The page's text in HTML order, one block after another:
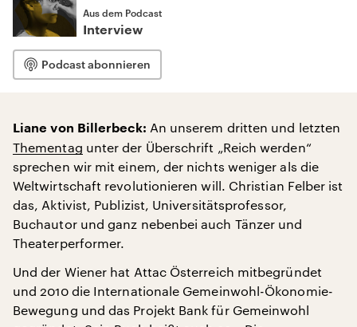
Aus dem Podcast
Interview
Podcast abonnieren
Liane von Billerbeck: An unserem dritten und letzten
Thementag unter der Überschrift „Reich werden“
sprechen wir mit einem, der nichts weniger als die
Weltwirtschaft revolutionieren will. Christian Felber ist
das, Aktivist, Publizist, Universitätsprofessor,
Buchautor und ganz nebenbei auch Tänzer und
Theaterperformer.
Und der Wiener hat Attac Österreich mitbegründet
und 2010 die Internationale Gemeinwohl-Ökonomie-
Bewegung und das Projekt Bank für Gemeinwohl